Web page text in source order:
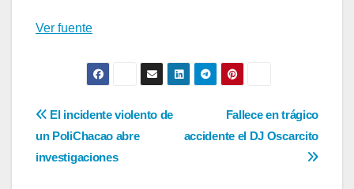
Ver fuente
Navegación
de
Fallece en trágico
accidente el DJ Oscarcito
El incidente violento de
un PoliChacao abre
investigaciones